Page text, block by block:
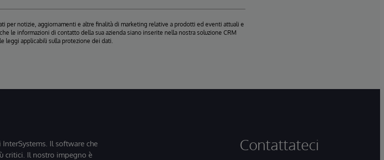
per notizie, aggiornamenti e altre finalità di marketing relative a prodotti ed eventi attuali e
le informazioni di contatto della sua azienda siano inserite nella nostra soluzione CRM
leggi applicabili sulla protezione dei dati.
Il software che
critici. Il nostro impegno è
Contattateci